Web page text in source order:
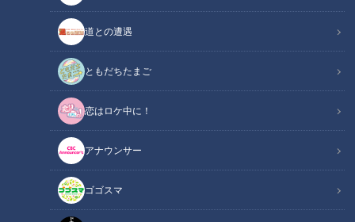
道との遭遇
ともだちたまご
恋はロケ中に！
アナウンサー
ゴゴスマ
CBCテレビ
この記事の画像（全5枚）